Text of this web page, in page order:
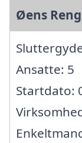
Øens
Ansatte: 5
Startdato: